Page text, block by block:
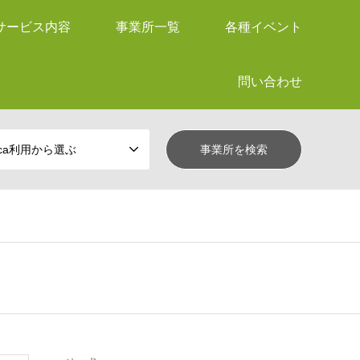
ービス内容 事業所一覧 各種イベント
問い合わせ
利用から選ぶ